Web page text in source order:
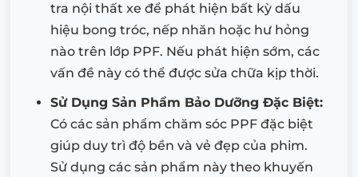
tra nội thất xe để phát hiện bất kỳ dấu
hiệu bong tróc, nếp nhăn hoặc hư hỏng
nào trên lớp PPF. Nếu phát hiện sớm, các
vấn đề này có thể được sửa chữa kịp thời.
Sử Dụng Sản Phẩm Bảo Dưỡng Đặc Biệt:
Có các sản phẩm chăm sóc PPF đặc biệt
giúp duy trì độ bền và vẻ đẹp của phim.
Sử dụng các sản phẩm này theo khuyến